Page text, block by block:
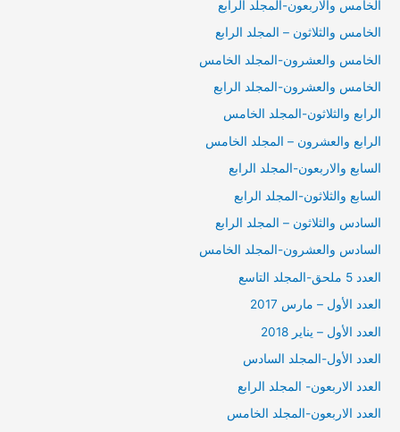
الخامس والاربعون-المجلد الرابع
الخامس والثلاثون – المجلد الرابع
الخامس والعشرون-المجلد الخامس
الخامس والعشرون-المجلد الرابع
الرابع والثلاثون-المجلد الخامس
الرابع والعشرون – المجلد الخامس
السابع والاربعون-المجلد الرابع
السابع والثلاثون-المجلد الرابع
السادس والثلاثون – المجلد الرابع
السادس والعشرون-المجلد الخامس
العدد 5 ملحق-المجلد التاسع
العدد الأول – مارس 2017
العدد الأول – يناير 2018
العدد الأول-المجلد السادس
العدد الاربعون- المجلد الرابع
العدد الاربعون-المجلد الخامس